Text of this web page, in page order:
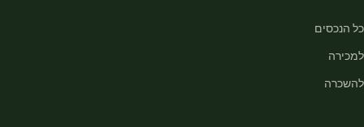
כל הנכסים
למכירה
להשכרה